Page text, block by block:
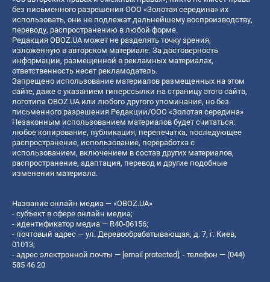
без письменного разрешения ООО «Золотая середина» их
использовать, они не подлежат дальнейшему воспроизводству,
переводу, распространению в любой форме.
Редакция OBOZ.UA может не разделять точку зрения,
изложенную в авторском материале. За достоверность
информации, размещенной в рекламных материалах,
ответственность несет рекламодатель.
Запрещено использование материалов размещенных на этом
сайте, даже с указанием гиперссылки на страницу этого сайта,
логотипа OBOZ.UA или любого другого упоминания, но без
письменного разрешения Редакции/ООО «Золотая середина»
Незаконным использованием материалов будет считаться:
любое копирование, публикация, перепечатка, последующее
распространение, использование, переработка с
использованием, включением в состав других материалов,
распространение, адаптация, перевод и другие подобные
изменения материала.
Название онлайн медиа — «OBOZ.UA»
- субъект в сфере онлайн медиа;
- идентификатор медиа — R40-06156;
- почтовый адрес — ул. Деревообрабатывающая, д. 7, г. Киев,
01013;
- адрес электронной почты — [email protected] ; - телефон — (044)
585 46 20